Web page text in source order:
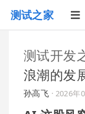
测试之家
测试开发
浪潮的发
孙高飞 · 2026年